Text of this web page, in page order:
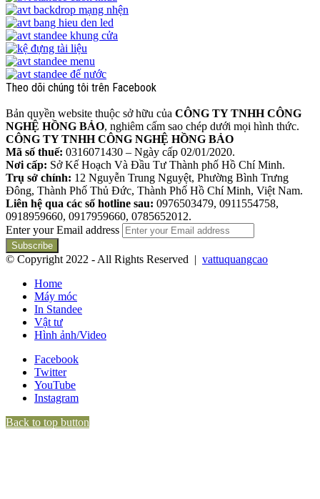
Theo dõi chúng tôi trên Facebook
Bản quyền website thuộc sở hữu của CÔNG TY TNHH CÔNG
NGHỆ HỒNG BẢO, nghiêm cấm sao chép dưới mọi hình thức.
CÔNG TY TNHH CÔNG NGHỆ HỒNG BẢO
Mã số thuế: 0316071430 – Ngày cấp 02/01/2020.
Nơi cấp: Sở Kế Hoạch Và Đầu Tư Thành phố Hồ Chí Minh.
Trụ sở chính: 12 Nguyễn Trung Nguyệt, Phường Bình Trưng
Đông, Thành Phố Thủ Đức, Thành Phố Hồ Chí Minh, Việt Nam.
Liên hệ qua các số hotline sau: 0976503479, 0911554758,
0918959660, 0917959660, 0785652012.
Enter your Email address
© Copyright 2022 - All Rights Reserved | vattuquangcao
Home
Máy móc
In Standee
Vật tư
Hình ảnh/Video
Facebook
Twitter
YouTube
Instagram
Back to top button